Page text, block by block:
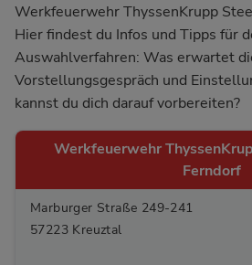
Werkfeuerwehr ThyssenKrupp
Hier findest du Infos und Tipps für
Auswahlverfahren: Was erwartet
Vorstellungsgespräch und
kannst du dich darauf vorbereiten?
Werkfeuerwehr
Ferndorf
Marburger Straße 249-241
57223 Kreuztal